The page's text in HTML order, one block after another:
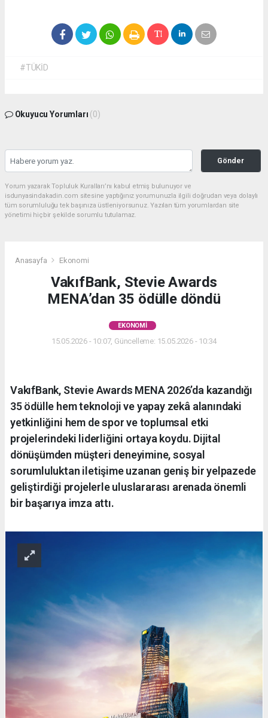
#TÜKİD
Okuyucu Yorumları (0)
Gönder
Yorum yazarak Topluluk Kuralları’nı kabul etmiş bulunuyor ve
isdunyasindakadin.com sitesine yaptığınız yorumunuzla ilgili doğrudan veya dolaylı
tüm sorumluluğu tek başınıza üstleniyorsunuz. Yazılan tüm yorumlardan site
yönetimi hiçbir şekilde sorumlu tutulamaz.
Anasayfa Ekonomi
VakıfBank, Stevie Awards
MENA’dan 35 ödülle döndü
EKONOMI
15.05.2026 - 10:07, Güncelleme: 15.05.2026 - 10:34
VakıfBank, Stevie Awards MENA 2026’da kazandığı
35 ödülle hem teknoloji ve yapay zekâ alanındaki
yetkinliğini hem de spor ve toplumsal etki
projelerindeki liderliğini ortaya koydu. Dijital
dönüşümden müşteri deneyimine, sosyal
sorumluluktan iletişime uzanan geniş bir yelpazede
geliştirdiği projelerle uluslararası arenada önemli
bir başarıya imza attı.